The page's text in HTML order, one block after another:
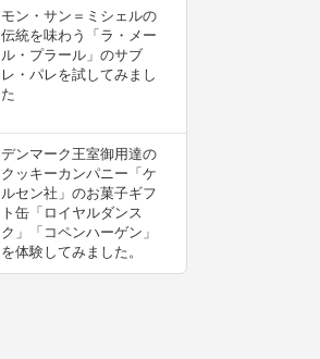
モン・サン＝ミシェルの
伝統を味わう「ラ・メー
ル・プラール」のサブ
レ・パレを試してみまし
た
デンマーク王室御用達の
クッキーカンパニー「ケ
ルセン社」のお菓子ギフ
ト缶「ロイヤルダンス
ク」「コペンハーゲン」
を体験してみました。